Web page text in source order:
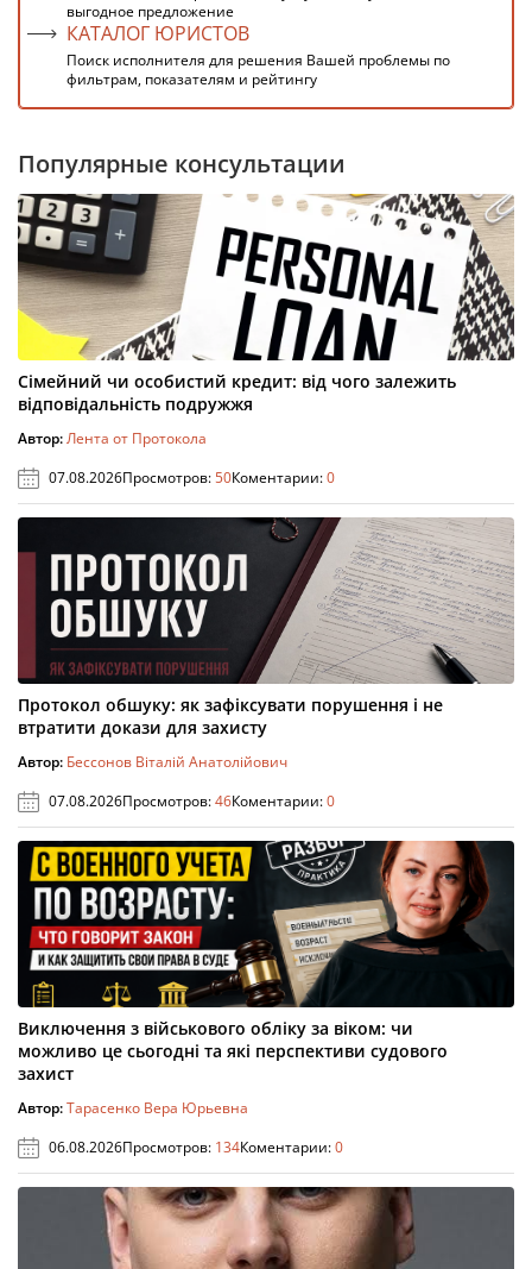
выгодное предложение
КАТАЛОГ ЮРИСТОВ
Поиск исполнителя для решения Вашей проблемы по
фильтрам, показателям и рейтингу
Популярные консультации
Сімейний чи особистий кредит: від чого залежить
відповідальність подружжя
Автор:Лента от Протокола
07.08.2026Просмотров:50Коментарии:0
Протокол обшуку: як зафіксувати порушення і не
втратити докази для захисту
Автор: Бессонов Віталій Анатолійович
07.08.2026Просмотров:46Коментарии:0
Виключення з військового обліку за віком: чи
можливо це сьогодні та які перспективи судового
захист
Автор:Тарасенко Вера Юрьевна
06.08.2026Просмотров: 134Коментарии:0